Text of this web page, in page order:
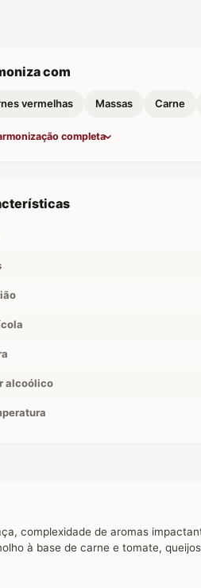
com
vermelhas Massas Carne
completa
alcoólico
complexidade de aromas
à base de carne e tomate,